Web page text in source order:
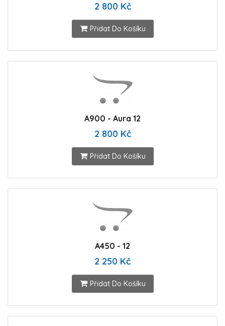
2 800 Kč
Přidat Do Košíku
A900 - Aura 12
2 800 Kč
Přidat Do Košíku
A450 - 12
2 250 Kč
Přidat Do Košíku